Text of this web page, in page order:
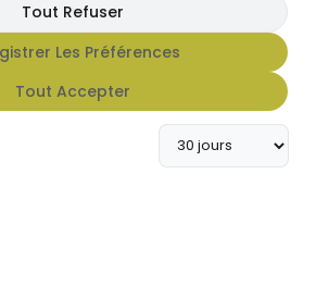
FX HOT SAUCE
du caractère à vos
avec notre gamme de
FX Hot Sauce.
Tout Refuser
Les Préférences
Tout Accepter